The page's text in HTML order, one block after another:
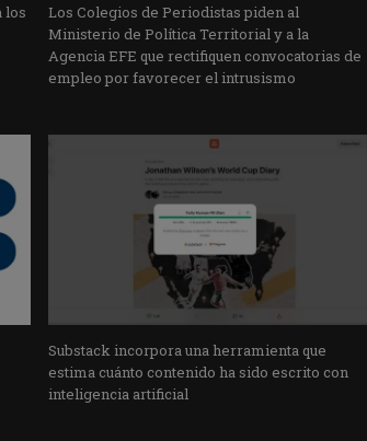
los
Los Colegios de Periodistas piden al
Ministerio de Política Territorial y a la
Agencia EFE que rectifiquen convocatorias de
empleo por favorecer el intrusismo
Substack incorpora una herramienta que
estima cuánto contenido ha sido escrito con
inteligencia artificial